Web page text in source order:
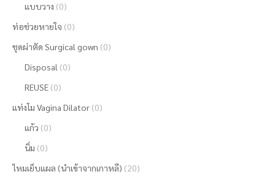
แบบวาง (0)
ท่อช่วยหายใจ (0)
ชุดผ่าตัด Surgical gown (0)
Disposal (0)
REUSE (0)
แท่งโม Vagina Dilator (0)
แก้ว (0)
นิ่ม (0)
ไหมเย็บแผล (นำเข้าจากเกาหลี) (20)